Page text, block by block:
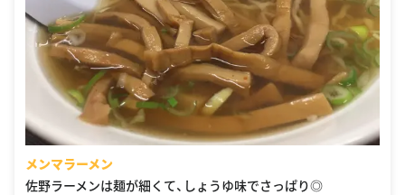
メンマラーメン
佐野ラーメンは麺が細くて、しょうゆ味でさっぱり◎